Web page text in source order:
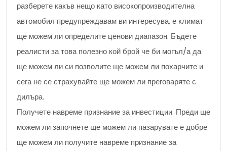
разберете какъв нещо като високопроизводителна
автомобил предупреждавам ви интересува, е климат
ще можем ли определите ценови диапазон. Бъдете
реалисти за това полезно кой брой че би могъл/а да
ще можем ли си позволите ще можем ли похарчите и
сега не се страхувайте ще можем ли преговаряте с
дилъра.
Получете навреме признание за инвестиции. Преди ще
можем ли започнете ще можем ли пазарувате е добре
ще можем ли получите навреме признание за